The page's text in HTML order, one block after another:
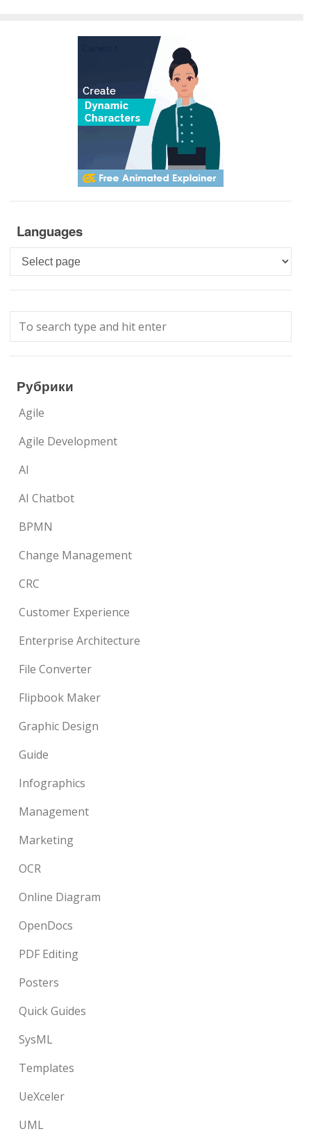
Languages
Languages
Рубрики
Agile
Agile Development
AI
AI Chatbot
BPMN
Change Management
CRC
Customer Experience
Enterprise Architecture
File Converter
Flipbook Maker
Graphic Design
Guide
Infographics
Management
Marketing
OCR
Online Diagram
OpenDocs
PDF Editing
Posters
Quick Guides
SysML
Templates
UeXceler
UML